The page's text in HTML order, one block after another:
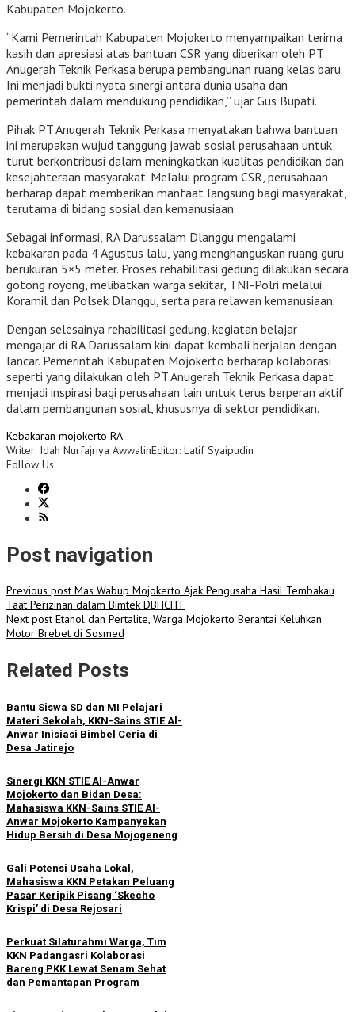
Kabupaten Mojokerto.
“Kami Pemerintah Kabupaten Mojokerto menyampaikan terima
kasih dan apresiasi atas bantuan CSR yang diberikan oleh PT
Anugerah Teknik Perkasa berupa pembangunan ruang kelas baru.
Ini menjadi bukti nyata sinergi antara dunia usaha dan
pemerintah dalam mendukung pendidikan,” ujar Gus Bupati.
Pihak PT Anugerah Teknik Perkasa menyatakan bahwa bantuan
ini merupakan wujud tanggung jawab sosial perusahaan untuk
turut berkontribusi dalam meningkatkan kualitas pendidikan dan
kesejahteraan masyarakat. Melalui program CSR, perusahaan
berharap dapat memberikan manfaat langsung bagi masyarakat,
terutama di bidang sosial dan kemanusiaan.
Sebagai informasi, RA Darussalam Dlanggu mengalami
kebakaran pada 4 Agustus lalu, yang menghanguskan ruang guru
berukuran 5×5 meter. Proses rehabilitasi gedung dilakukan secara
gotong royong, melibatkan warga sekitar, TNI-Polri melalui
Koramil dan Polsek Dlanggu, serta para relawan kemanusiaan.
Dengan selesainya rehabilitasi gedung, kegiatan belajar
mengajar di RA Darussalam kini dapat kembali berjalan dengan
lancar. Pemerintah Kabupaten Mojokerto berharap kolaborasi
seperti yang dilakukan oleh PT Anugerah Teknik Perkasa dapat
menjadi inspirasi bagi perusahaan lain untuk terus berperan aktif
dalam pembangunan sosial, khususnya di sektor pendidikan.
Kebakaran mojokerto RA
Writer: Idah Nurfajriya AwwalinEditor: Latif Syaipudin
Follow Us
Post navigation
Previous post Mas Wabup Mojokerto Ajak Pengusaha Hasil Tembakau
Taat Perizinan dalam Bimtek DBHCHT
Next post Etanol dan Pertalite, Warga Mojokerto Berantai Keluhkan
Motor Brebet di Sosmed
Related Posts
Bantu Siswa SD dan MI Pelajari
Materi Sekolah, KKN-Sains STIE Al-
Anwar Inisiasi Bimbel Ceria di
Desa Jatirejo
Sinergi KKN STIE Al-Anwar
Mojokerto dan Bidan Desa:
Mahasiswa KKN-Sains STIE Al-
Anwar Mojokerto Kampanyekan
Hidup Bersih di Desa Mojogeneng
Gali Potensi Usaha Lokal,
Mahasiswa KKN Petakan Peluang
Pasar Keripik Pisang ‘Skecho
Krispi’ di Desa Rejosari
Perkuat Silaturahmi Warga, Tim
KKN Padangasri Kolaborasi
Bareng PKK Lewat Senam Sehat
dan Pemantapan Program